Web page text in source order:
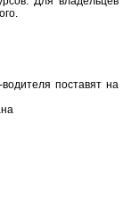
поставят на